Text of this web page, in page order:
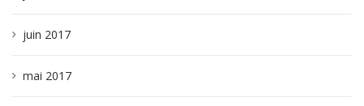
juin 2017
mai 2017